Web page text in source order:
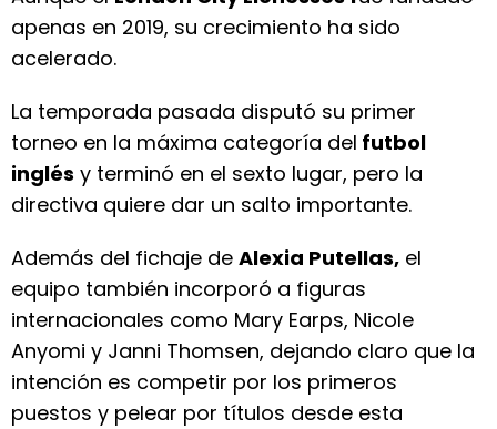
apenas en 2019, su crecimiento ha sido
acelerado.
La temporada pasada disputó su primer
torneo en la máxima categoría del futbol
inglés y terminó en el sexto lugar, pero la
directiva quiere dar un salto importante.
Además del fichaje de Alexia Putellas, el
equipo también incorporó a figuras
internacionales como Mary Earps, Nicole
Anyomi y Janni Thomsen, dejando claro que la
intención es competir por los primeros
puestos y pelear por títulos desde esta